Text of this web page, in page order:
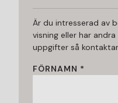
Är du intresserad av
visning eller har
uppgifter så
FÖRNAMN *